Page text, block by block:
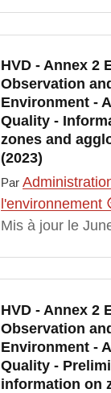
HVD - Annex 2
Observation
Environment -
Quality -
zones and
(2023)
Par
l'environnement
Mis à jour le
HVD - Annex 2
Observation
Environment -
Quality -
information on